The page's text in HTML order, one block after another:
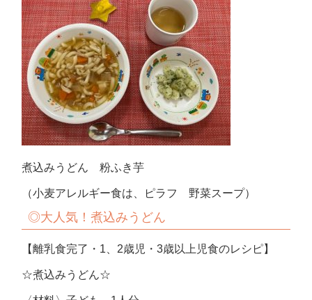
煮込みうどん 粉ふき芋
（小麦アレルギー食は、ピラフ 野菜スープ）
◎大人気！煮込みうどん
【離乳食完了・1、2歳児・3歳以上児食のレシピ】
☆煮込みうどん☆